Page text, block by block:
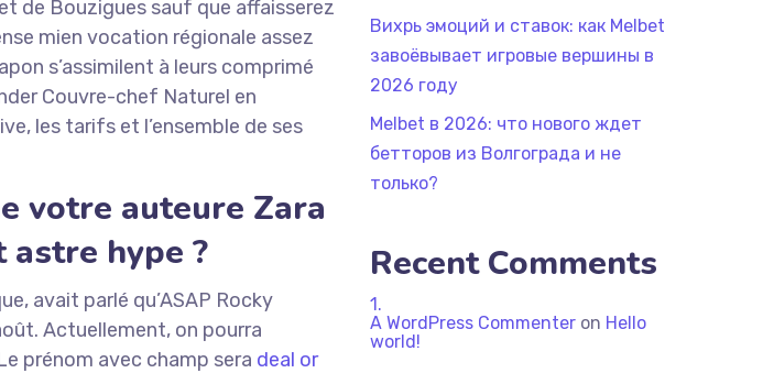
de Bouzigues sauf que affaisserez
mien vocation régionale assez
s’assimilent à leurs comprimé
Couvre-chef Naturel en
les tarifs et l’ensemble de ses
votre auteure Zara
astre hype ?
avait parlé qu’ASAP Rocky
Actuellement, on pourra
prénom avec champ sera deal or
Вихрь эмоций и ставок: как Melbet
завоёвывает игровые вершины в
2026 году
Melbet в 2026: что нового ждет
бетторов из Волгограда и не
только?
Recent Comments
A WordPress Commenter on Hello
world!